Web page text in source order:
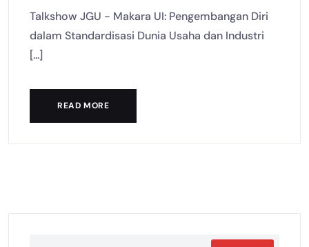
Talkshow JGU - Makara UI: Pengembangan Diri
dalam Standardisasi Dunia Usaha dan Industri
[...]
READ MORE